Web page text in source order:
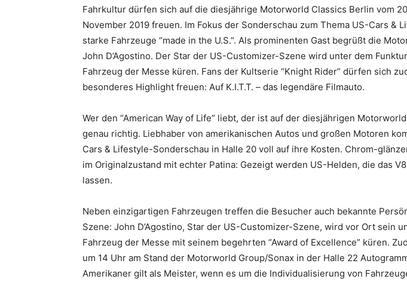
Fahrkultur dürfen sich auf die diesjährige Motorworld Classics Berlin vom
November 2019 freuen. Im Fokus der Sonderschau zum Thema US-Cars &
starke Fahrzeuge “made in the U.S.”. Als prominenten Gast begrüßt die
John D’Agostino. Der Star der US-Customizer-Szene wird unter dem
Fahrzeug der Messe küren. Fans der Kultserie “Knight Rider” dürfen sich
besonderes Highlight freuen: Auf K.I.T.T. – das legendäre Filmauto.
Wer den “American Way of Life” liebt, der ist auf der diesjährigen
genau richtig. Liebhaber von amerikanischen Autos und großen Motoren
Cars & Lifestyle-Sonderschau in Halle 20 voll auf ihre Kosten. Chrom-
im Originalzustand mit echter Patina: Gezeigt werden US-Helden, die das
lassen.
Neben einzigartigen Fahrzeugen treffen die Besucher auch bekannte
Szene: John D’Agostino, Star der US-Customizer-Szene, wird vor Ort sein
Fahrzeug der Messe mit seinem begehrten “Award of Excellence” küren.
um 14 Uhr am Stand der Motorworld Group/Sonax in der Halle 22
Amerikaner gilt als Meister, wenn es um die Individualisierung von